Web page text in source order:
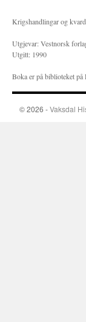
Krigshandlingar og
Utgjevar: Vestnorsk
Utgitt: 1990
Boka er på biblioteket på
© 2026 -Vaksdal